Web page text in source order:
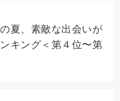
の夏、素敵な出会いが
キング＜第４位〜第